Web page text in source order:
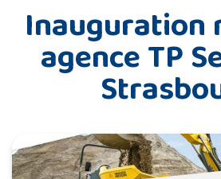
Inauguration
agence TP